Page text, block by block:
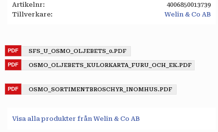
Artikelnr
4006850013739
Tillverkare
Welin & Co AB
SFS_U_OSMO_OLJEBETS_0.PDF
OSMO_OLJEBETS_KULORKARTA_FURU_OCH_EK.PDF
OSMO_SORTIMENTBROSCHYR_INOMHUS.PDF
Visa alla produkter från Welin & Co AB